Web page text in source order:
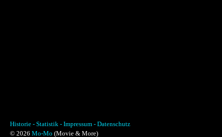
Historie - Statistik - Impressum - Datenschutz
© 2026 Mo-Mo (Movie & More)